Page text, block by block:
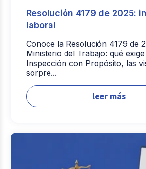
Resolución 4179 de 2025:
laboral
Conoce la Resolución 4179 de
Ministerio del Trabajo: qué
Inspección con Propósito, las
sorpre...
leer más